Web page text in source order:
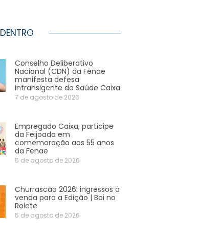
DENTRO
Conselho Deliberativo
Nacional (CDN) da Fenae
manifesta defesa
intransigente do Saúde Caixa
7 de agosto de 2026
Empregado Caixa, participe
da Feijoada em
comemoração aos 55 anos
da Fenae
5 de agosto de 2026
Churrascão 2026: ingressos à
venda para a Edição | Boi no
Rolete
5 de agosto de 2026